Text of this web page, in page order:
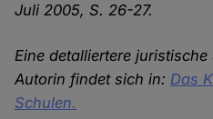
Juli 2005, S. 26-27.
Eine detalliertere
Autorin findet sich in: Das
Schulen.